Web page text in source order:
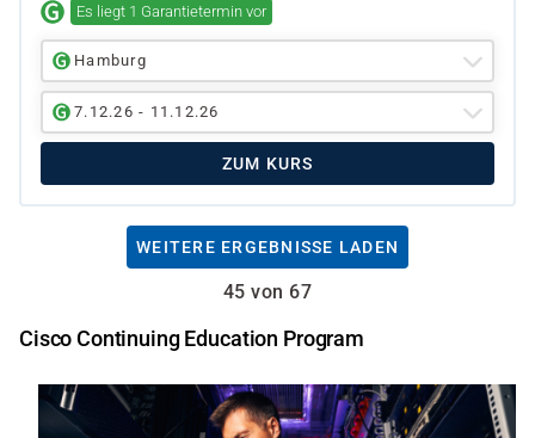
Es liegt 1 Garantietermin vor
Hamburg
7.12.26 - 11.12.26
ZUM KURS
WEITERE ERGEBNISSE LADEN
45 von 67
Cisco Continuing Education Program